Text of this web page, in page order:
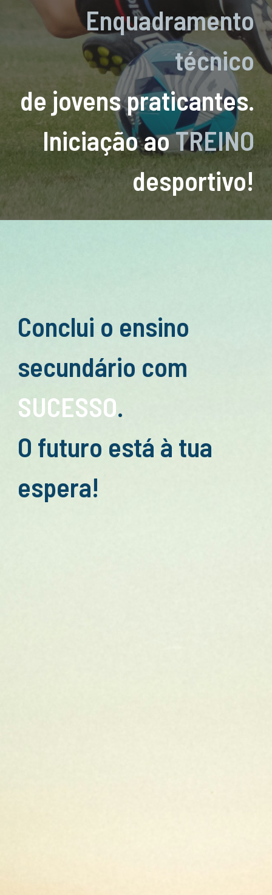
Enquadramento
técnico
de jovens praticantes.
Iniciação aoTREINO
desportivo!
Conclui o ensino
secundário com
SUCESSO.
O futuro está à tua
espera!